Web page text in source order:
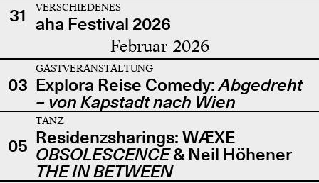
31
VERSCHIEDENES
aha Festival 2026
Februar 2026
03
GASTVERANSTALTUNG
Explora Reise Comedy:Abgedreht
– von Kapstadt nach Wien
05
TANZ
Residenzsharings: WÆXE
OBSOLESCENCE& Neil Höhener
THE IN BETWEEN